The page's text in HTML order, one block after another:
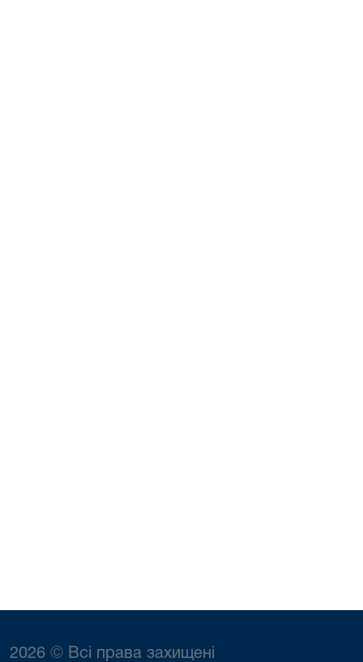
2026 © Всі права захищені